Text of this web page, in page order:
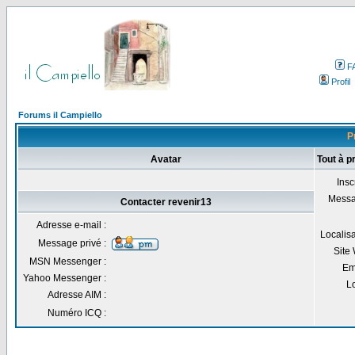
Profil
Forums il Campiello
Avatar Tout à
Site
Contacter revenir13
Adresse e-mail :
Message privé :
MSN Messenger :
Yahoo Messenger :
Adresse AIM :
Numéro ICQ :